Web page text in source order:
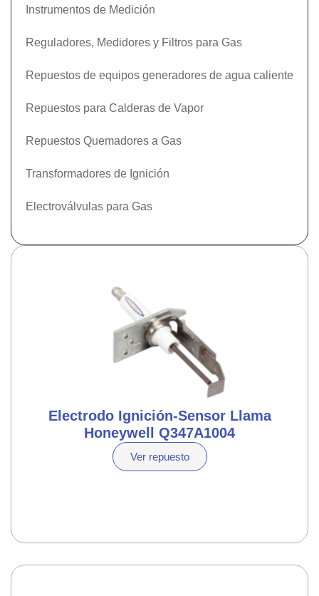
Instrumentos de Medición
Reguladores, Medidores y Filtros para Gas
Repuestos de equipos generadores de agua caliente
Repuestos para Calderas de Vapor
Repuestos Quemadores a Gas
Transformadores de Ignición
Electroválvulas para Gas
Electrodo Ignición-Sensor Llama
Honeywell Q347A1004
Ver repuesto